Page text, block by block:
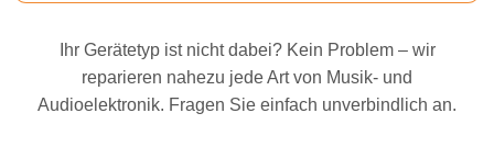
Ihr Gerätetyp ist nicht dabei? Kein Problem – wir
reparieren nahezu jede Art von Musik- und
Audioelektronik. Fragen Sie einfach unverbindlich an.